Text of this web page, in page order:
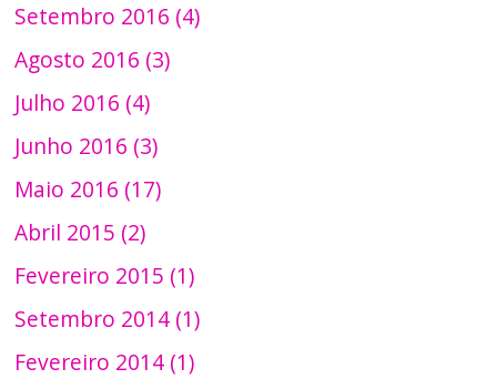
Setembro 2016 (4)
Agosto 2016 (3)
Julho 2016 (4)
Junho 2016 (3)
Maio 2016 (17)
Abril 2015 (2)
Fevereiro 2015 (1)
Setembro 2014 (1)
Fevereiro 2014 (1)